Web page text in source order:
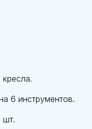
6 инструментов.
шт.